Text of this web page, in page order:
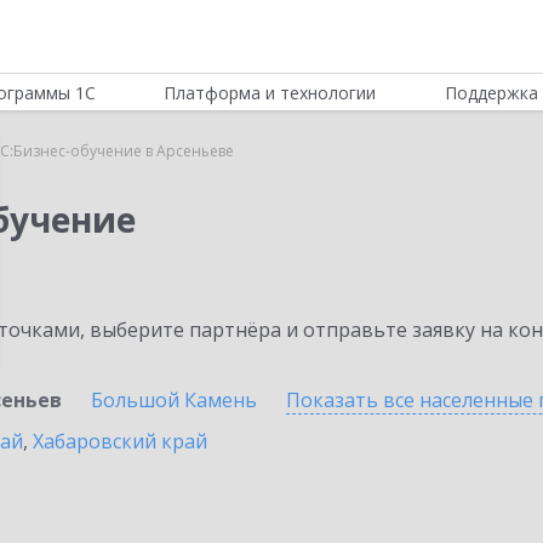
1С Платформа и технологии Поддержка
обучение в Арсеньеве
выберите партнёра и отправьте заявку на
Большой Камень Показать все населенные
, Хабаровский край